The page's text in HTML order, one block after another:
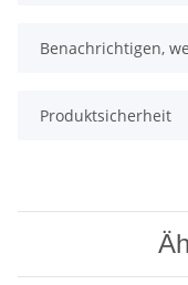
Benachrichtigen,
Produktsicherheit